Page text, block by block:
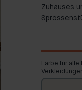
Zuhauses
Farbe für